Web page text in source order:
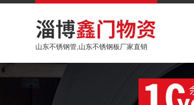
山东不锈钢管,山东不锈钢板厂家直销